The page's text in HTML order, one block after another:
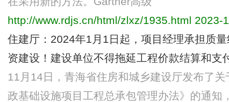
http://www.rdjs.cn/html/zlxz/1935.html 2023-
住建厅：2024年1月1日起，项目经理承担质
资建设！建设单位不得拖延工程价款结算和支
11月14日，青海省住房和城乡建设厅发布了
政基础设施项目工程总承包管理办法》的通知